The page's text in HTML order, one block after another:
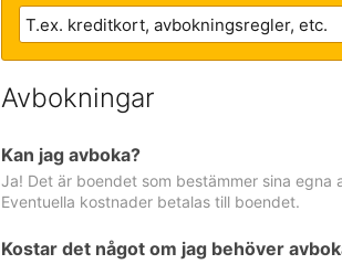
Avbokningar
Kan jag avboka?
Ja! Det är boendet som bestämmer sina
Eventuella kostnader betalas till boendet.
Kostar det något om jag behöver